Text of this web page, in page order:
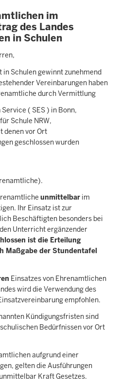
im
des Landes
in Schulen
Schulen gewinnt zunehmend
Vereinbarungen haben
durch Vermittlung
( SES ) in Bonn,
Schule NRW,
denen vor Ort
geschlossen wurden
unmittelbar im
Ihr Einsatz ist zur
Beschäftigten besonders bei
Unterricht ergänzender
ist die Erteilung
Maßgabe der Stundentafel
Einsatzes von Ehrenamtlichen
wird die Verwendung des
empfohlen.
Kündigungsfristen sind
Bedürfnissen vor Ort
aufgrund einer
gelten die Ausführungen
Kraft Gesetzes.